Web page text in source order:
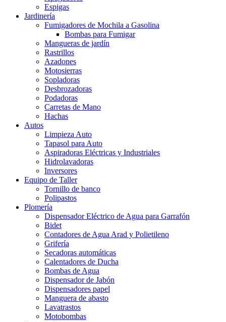
Espigas
Jardinería
Fumigadores de Mochila a Gasolina
Bombas para Fumigar
Mangueras de jardín
Rastrillos
Azadones
Motosierras
Sopladoras
Desbrozadoras
Podadoras
Carretas de Mano
Hachas
Autos
Limpieza Auto
Tapasol para Auto
Aspiradoras Eléctricas y Industriales
Hidrolavadoras
Inversores
Equipo de Taller
Tornillo de banco
Polipastos
Plomería
Dispensador Eléctrico de Agua para Garrafón
Bidet
Contadores de Agua Arad y Polietileno
Grifería
Secadoras automáticas
Calentadores de Ducha
Bombas de Agua
Dispensador de Jabón
Dispensadores papel
Manguera de abasto
Lavatrastos
Motobombas